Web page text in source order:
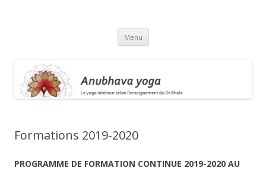
Menu Aller
contenu
Formations 2019-2020
PROGRAMME DE FORMATION CONTINUE 2019-2020 AU